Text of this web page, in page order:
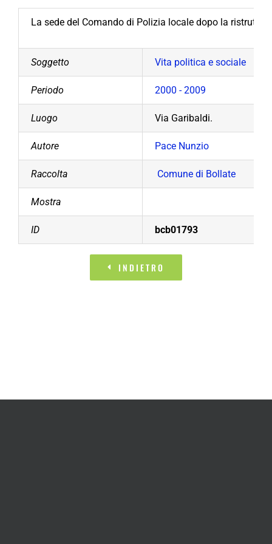
La sede del Comando di Polizia locale dopo la
Soggetto Vita politica e sociale
Periodo 2000 - 2009
Luogo Via Garibaldi.
Autore Pace Nunzio
Raccolta Comune di Bollate
Mostra
ID bcb01793
INDIETRO